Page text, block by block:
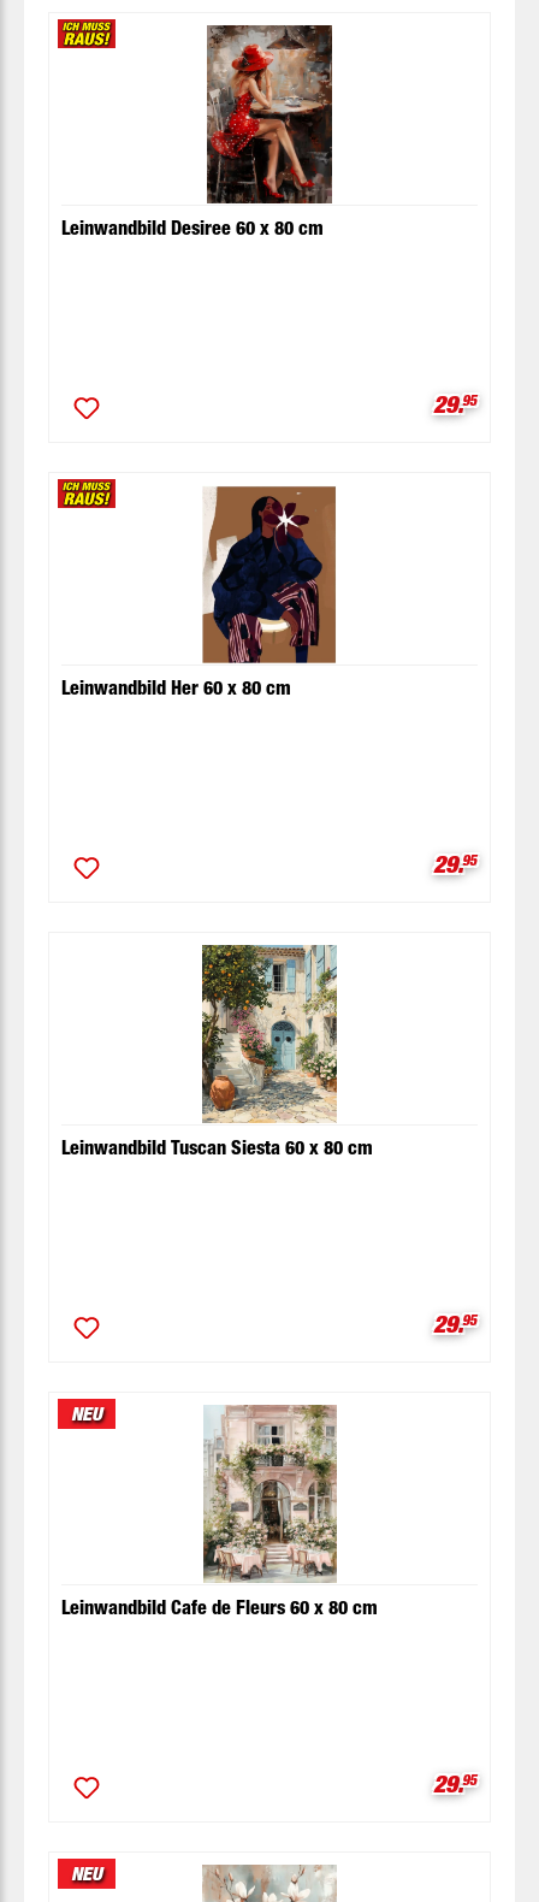
Leinwandbild Desiree 60 x 80 cm
29.95
Leinwandbild Her 60 x 80 cm
29.95
Leinwandbild Tuscan Siesta 60 x 80 cm
29.95
NEU
Leinwandbild Cafe de Fleurs 60 x 80 cm
29.95
NEU